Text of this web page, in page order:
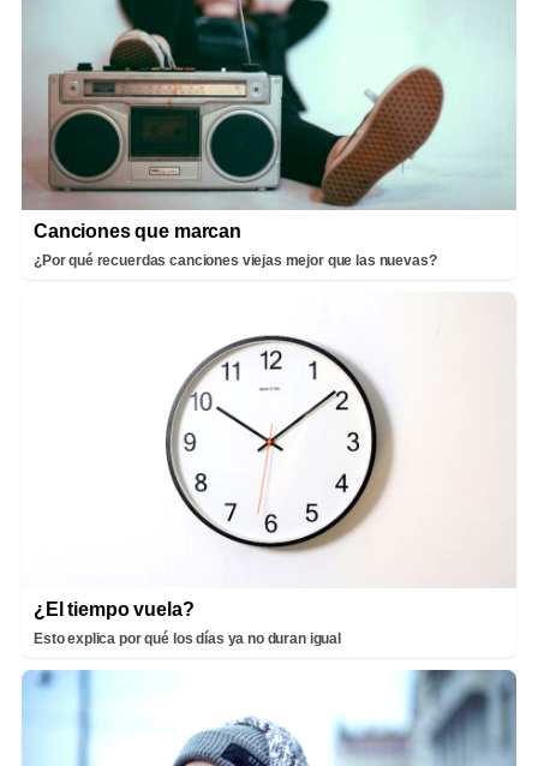
Canciones que marcan
¿Por qué recuerdas canciones viejas mejor que las nuevas?
¿El tiempo vuela?
Esto explica por qué los días ya no duran igual